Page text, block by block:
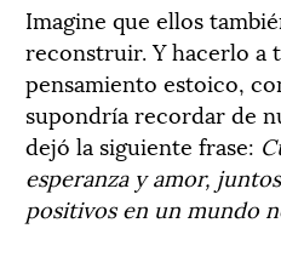
Imagine que ellos
reconstruir. Y hacerlo a
pensamiento estoico,
supondría recordar de
dejó la siguiente frase:
esperanza y amor,
positivos en un mundo